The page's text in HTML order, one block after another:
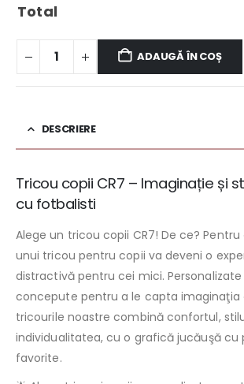
Total
ADAUGĂ ÎN COȘ
DESCRIERE
Tricou copii CR7 – Imaginație și
cu fotbalisti
Alege un tricou copii CR7! De ce?
unui tricou pentru copii va deveni o
distractivă pentru cei mici. Personalizate
concepute pentru a le capta imaginaţia
tricourile noastre combină confortul,
individualitatea, cu o grafică jucăuşă cu
favorite.